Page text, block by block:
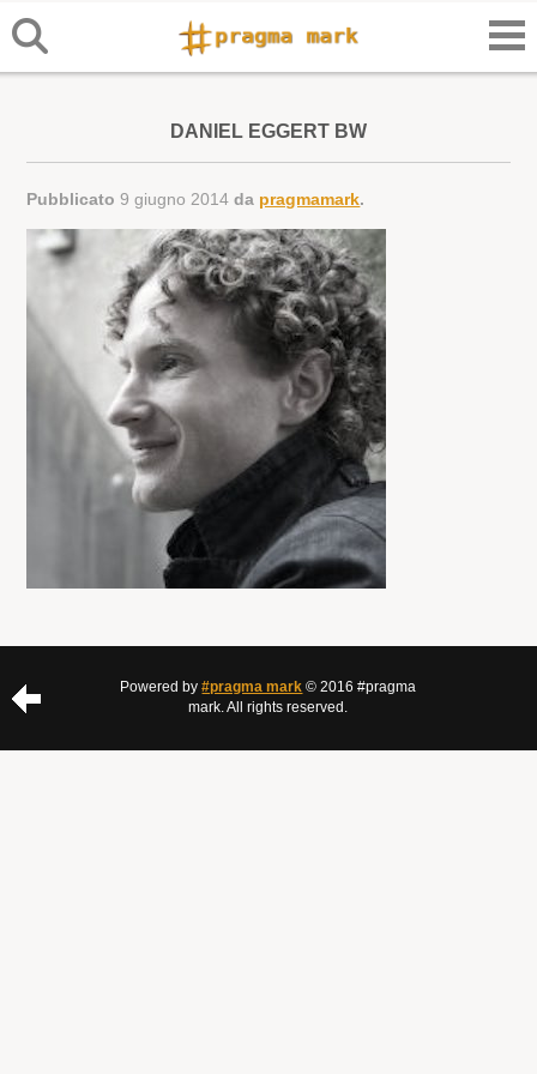
DANIEL EGGERT BW
Pubblicato9 giugno 2014 da pragmamark.
Powered by#pragma mark © 2016 #pragma
mark. All rights reserved.